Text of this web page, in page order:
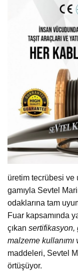
üretim tecrübesi ve
gamıyla Sevtel
odaklarına tam
Fuar kapsamında
çıkan sertifikasyon,
malzeme
maddeleri, Sevtel
örtüşüyor.